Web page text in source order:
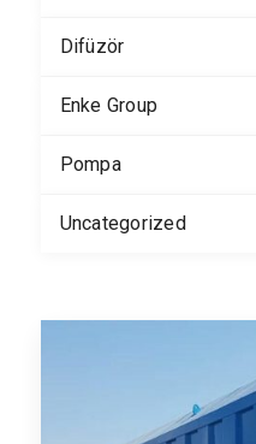
Difüzör
Enke Group
Pompa
Uncategorized